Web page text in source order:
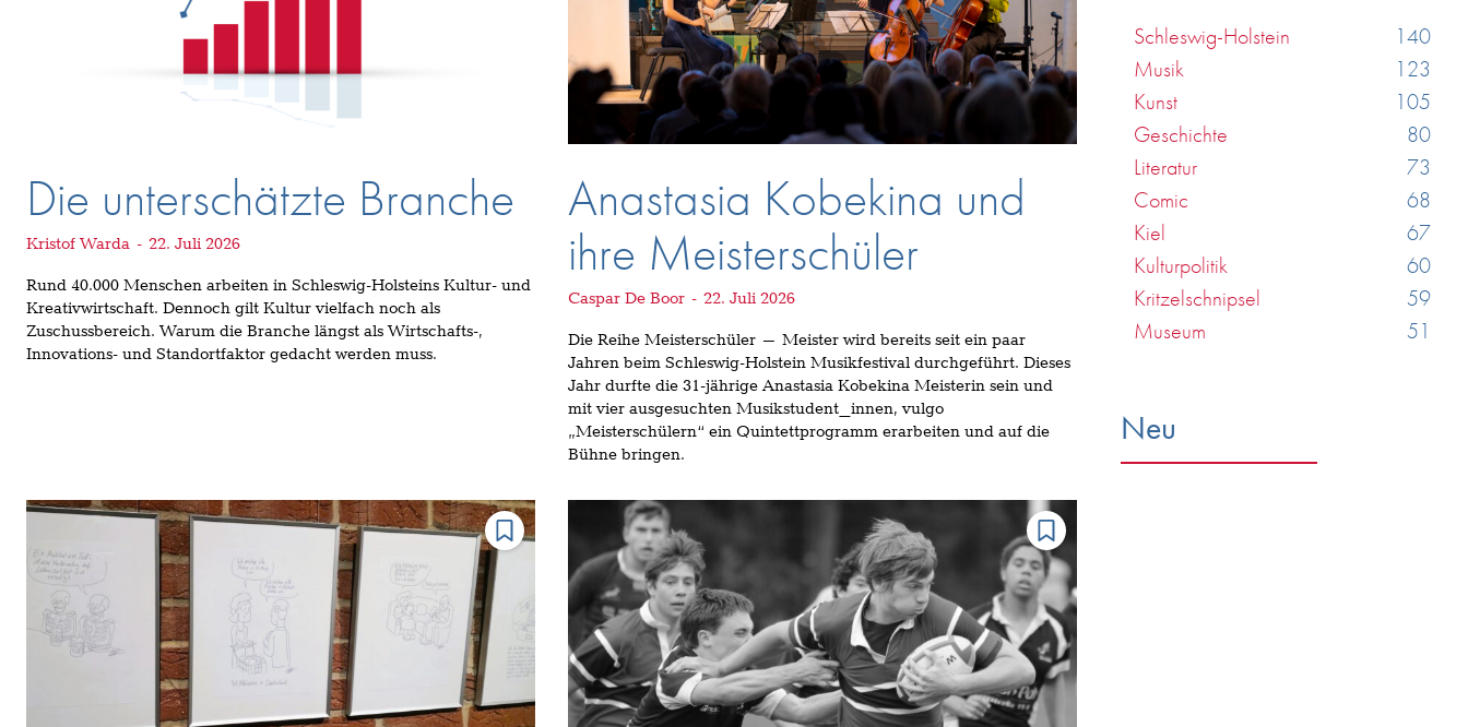
Die unterschätzte Branche
Kristof Warda - 22. Juli 2026
Rund 40.000 Menschen arbeiten in Schleswig-Holsteins Kultur- und
Kreativwirtschaft. Dennoch gilt Kultur vielfach noch als
Zuschussbereich. Warum die Branche längst als Wirtschafts-,
Innovations- und Standortfaktor gedacht werden muss.
Anastasia Kobekina und
ihre Meisterschüler
Caspar De Boor - 22. Juli 2026
Die Reihe Meisterschüler – Meister wird bereits seit ein paar
Jahren beim Schleswig-Holstein Musikfestival durchgeführt. Dieses
Jahr durfte die 31-jährige Anastasia Kobekina Meisterin sein und
mit vier ausgesuchten Musikstudent_innen, vulgo
„Meisterschülern“ ein Quintettprogramm erarbeiten und auf die
Bühne bringen.
Schleswig-Holstein
140
Musik
123
Kunst
105
Geschichte
80
Literatur
73
Comic
68
Kiel
67
Kulturpolitik
60
Kritzelschnipsel
59
Museum
51
Neu